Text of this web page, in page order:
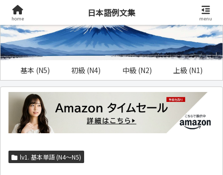
基本 (N5) 初級 (N4) 中級 (N2) 上級 (N1)
lv1. 基本単語 (N4～N5)
home
日本語例文集
menu